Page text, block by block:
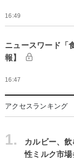
16:49
ニュースワード「
報】
16:47
アクセスランキング
1.
カルビー、
性ミルク市場